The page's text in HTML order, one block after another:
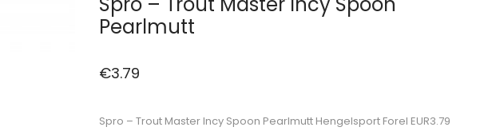
Pearlmutt
€3.79
Spro – Trout Master Incy Spoon Pearlmutt Hengelsport Forel EUR3.79